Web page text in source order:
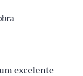
excelente